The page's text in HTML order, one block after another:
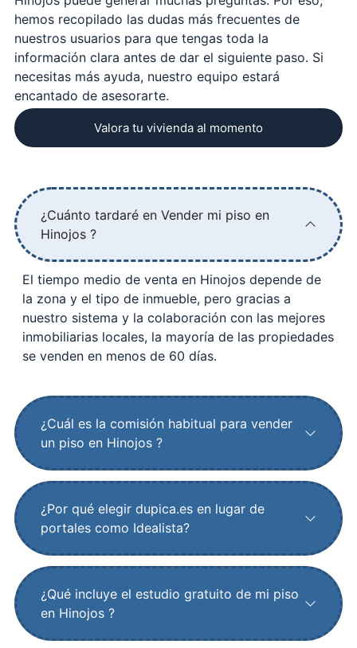
hemos recopilado las dudas más frecuentes de
nuestros usuarios para que tengas toda la
información clara antes de dar el siguiente paso. Si
necesitas más ayuda, nuestro equipo estará
encantado de asesorarte.
Valora tu vivienda al momento
¿Cuánto tardaré en Vender mi piso en
Hinojos ?
El tiempo medio de venta en Hinojos depende de
la zona y el tipo de inmueble, pero gracias a
nuestro sistema y la colaboración con las mejores
inmobiliarias locales, la mayoría de las propiedades
se venden en menos de 60 días.
¿Cuál es la comisión habitual para vender
un piso en Hinojos ?
¿Por qué elegir dupica.es en lugar de
portales como Idealista?
¿Qué incluye el estudio gratuito de mi piso
en Hinojos ?